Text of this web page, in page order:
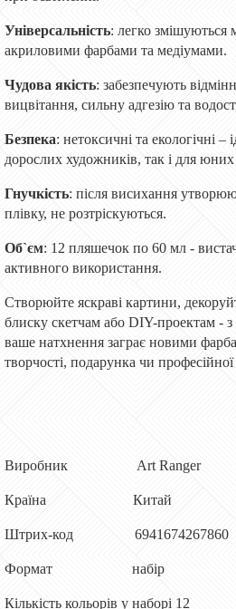
Універсальність: легко змішуються
акриловими фарбами та медіумами.
Чудова якість: забезпечують
вицвітання, сильну адгезію та
Безпека: нетоксичні та екологічні –
дорослих художників, так і для юних
Гнучкість: після висихання
плівку, не розтріскуються.
Об`єм: 12 пляшечок по 60 мл -
активного використання.
Створюйте яскраві картини,
блиску скетчам або DIY-проектам -
ваше натхнення заграє новими
творчості, подарунка чи
Виробник Art Ranger
Країна Китай
Штрих-код 6941674267860
Формат набір
Кількість кольорів у наборі 12